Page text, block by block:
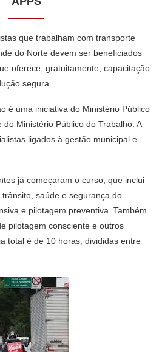
que trabalham com transporte
do Norte devem ser beneficiados
oferece, gratuitamente, capacitação
segura.
é uma iniciativa do Ministério Público
Ministério Público do Trabalho. A
ligados à gestão municipal e
já começaram o curso, que inclui
saúde e segurança do
e pilotagem preventiva. Também
pilotagem consciente e outros
total é de 10 horas, divididas entre